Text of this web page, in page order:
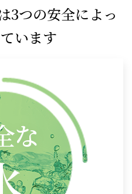
3つの安全によっ
います